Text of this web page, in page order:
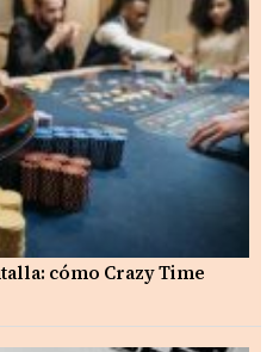
cómo Crazy Time